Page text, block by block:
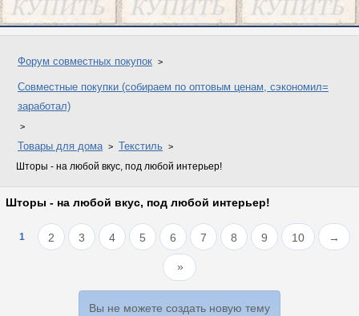
Форум совместных покупок
Совместные покупки (собираем по оптовым ценам, сэкономил=
заработал)
Товары для дома Текстиль
Шторы - на любой вкус, под любой интерьер!
Шторы - на любой вкус, под любой интерьер!
1 2 3 4 5 6 7 8 9 10 →
Вы не можете создать новую тему